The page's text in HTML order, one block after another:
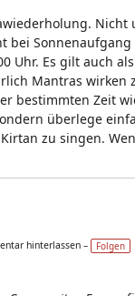
Nicht
bei
Uhr. Es gilt auch
Mantras
bestimmten Zeit
überlege
zu singen.
hinterlassen –
Folgen